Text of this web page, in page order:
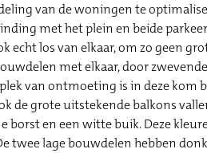
van de woningen te
met het plein en beide
echt los van elkaar, om zo geen
met elkaar, door
van ontmoeting is in deze kom
grote uitstekende balkons
en een witte buik. Deze
twee lage bouwdelen hebben